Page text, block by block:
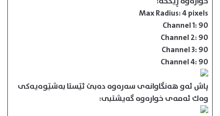
Max Radius: 4 pixels
Channel 1: 90
Channel 2: 90
Channel 3: 90
Channel 4: 90
پاش ئه‌و هه‌نگاوانه‌ی سه‌ره‌وه‌ ده‌بێ ئێستا به‌شێوه‌یه‌كی
وه‌ك ئه‌مه‌ی خواره‌وه‌ گه‌یشتبی: